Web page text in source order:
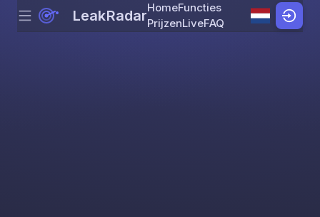
Skip to content
Menu LeakRadarHomeFuncties
PrijzenLiveFAQ